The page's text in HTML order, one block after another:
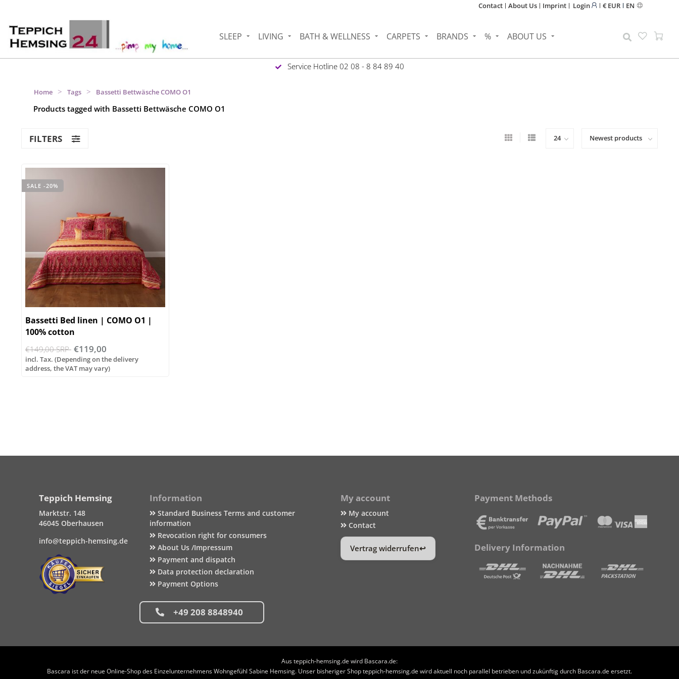
Contact About Us Imprint Login € EUR EN
SLEEP LIVING BATH & WELLNESS CARPETS BRANDS % ABOUT US
Service Hotline 02 08 - 8 84 89 40
Home > Tags > Bassetti Bettwäsche COMO O1
Products tagged with Bassetti Bettwäsche COMO O1
FILTERS
SALE -20%
Bassetti Bed linen | COMO O1 |
100% cotton
€149,00 SRP €119,00
incl. Tax. (Depending on the delivery
address, the VAT may vary)
Teppich Hemsing
Marktstr. 148
46045 Oberhausen
info@teppich-hemsing.de
Information
Standard Business Terms and customer
information
Revocation right for consumers
About Us /Impressum
Payment and dispatch
Data protection declaration
Payment Options
+49 208 8848940
My account
My account
Contact
Vertrag widerrufen
Payment Methods
Delivery Information
Aus teppich-hemsing.de wird Bascara.de:
Bascara ist der neue Online-Shop des Einzelunternehmens Wohngefühl Sabine Hemsing. Unser bisheriger Shop teppich-hemsing.de wird aktuell noch parallel betrieben und zukünftig durch Bascara.de ersetzt.